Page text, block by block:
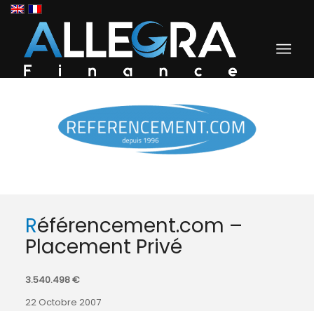
Référencement.com –
Placement Privé
3.540.498 €
22 Octobre 2007